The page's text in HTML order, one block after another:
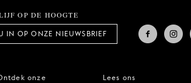
OP DE HOOGTE
IN OP ONZE NIEUWSBRIEF
onze Lees ons